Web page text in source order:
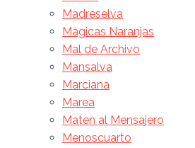
Madreselva
Mágicas Naranjas
Mal de Archivo
Mansalva
Marciana
Marea
Maten al Mensajero
Menoscuarto